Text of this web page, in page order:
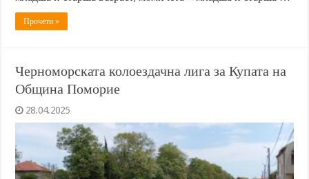
Прочети »
Черноморската колоездачна лига за Купата на
Община Поморие
28.04.2025